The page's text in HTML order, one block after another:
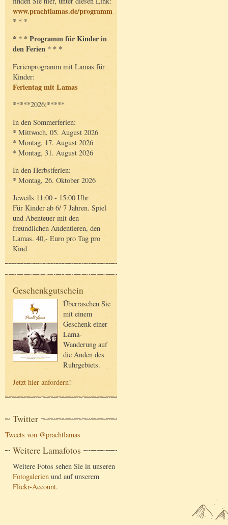
www.prachtlamas.de/programm
* * *
* * * Programm für Kinder in
den Ferien * * *
Ferienprogramm mit Lamas für
Kinder:
Ferientag mit Lamas
*****2026:*****
In den Sommerferien:
* Mittwoch, 05. August 2026
* Montag, 17. August 2026
* Montag, 31. August 2026
In den Herbstferien:
* Montag, 26. Oktober 2026
Jeweils 11:00 - 15:00 Uhr
Für Kinder ab 6/ 7 Jahren. Spiel
und Abenteuer mit den
freundlichen Andentieren, den
Lamas. 40,- Euro pro Tag pro
Kind
Geschenkgutschein
Überraschen Sie
mit einem
Geschenk einer
Lama-
Wanderung auf
die Anden des
Ruhrgebiets.
Jetzt hier anfordern!
Twitter
Tweets von @prachtlamas
Weitere Lamafotos
Weitere Fotos sehen Sie in unseren
Fotogalerien und auf unserem
Flickr-Account.